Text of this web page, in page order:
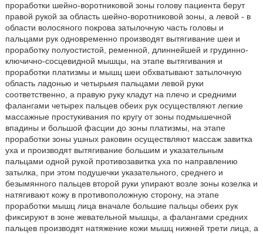
проработки шейно-воротниковой зоны голову пациента берут
правой рукой за область шейно-воротниковой зоны, а левой - в
области волосяного покрова затылочную часть головы и
пальцами рук одновременно производят вытягивание шеи и
проработку полуостистой, ременной, длиннейшей и грудинно-
ключично-сосцевидной мышцы, на этапе вытягивания и
проработки платизмы и мышц шеи обхватывают затылочную
область ладонью и четырьмя пальцами левой руки
соответственно, а правую руку кладут на плечо и средними
фалангами четырех пальцев обеих рук осуществляют легкие
массажные простукивания по кругу от зоны подмышечной
впадины и большой фасции до зоны платизмы, на этапе
проработки зоны ушных раковин осуществляют массаж завитка
уха и производят вытягивание большим и указательным
пальцами одной рукой противозавитка уха по направлению
затылка, при этом подушечки указательного, среднего и
безымянного пальцев второй руки упирают возле зоны козелка и
натягивают кожу в противоположную сторону, на этапе
проработки мышц лица вначале большие пальцы обеих рук
фиксируют в зоне жевательной мышцы, а фалангами средних
пальцев производят натяжение кожи мышц нижней трети лица, а